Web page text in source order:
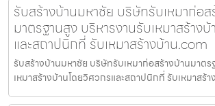
รับสร้างบ้านมหาชัย บริษัทรับเหมาก่อส
มาตรฐานสูง บริหารงานรับเหมาสร้าง
และสถาปนิกที่ รับเหมาสร้างบ้าน.com
รับสร้างบ้านมหาชัย บริษัทรับเหมาก่อสร้างบ้านมาตร
เหมาสร้างบ้านโดยวิศวกรและสถาปนิกที่ รับเหมาสร้า